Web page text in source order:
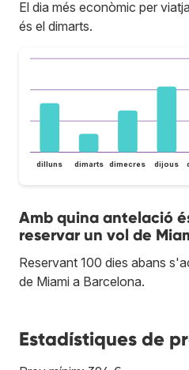
El dia més econòmic per
és el dimarts.
dilluns dimarts dimecres dijous
Amb quina antelació
reservar un vol de
Reservant 100 dies abans
de Miami a Barcelona.
Estadístiques de